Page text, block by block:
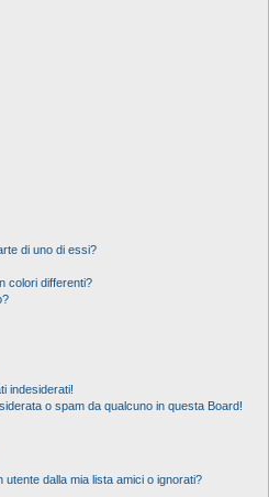
di uno di essi?
colori differenti?
indesiderati!
o spam da qualcuno in questa Board!
dalla mia lista amici o ignorati?